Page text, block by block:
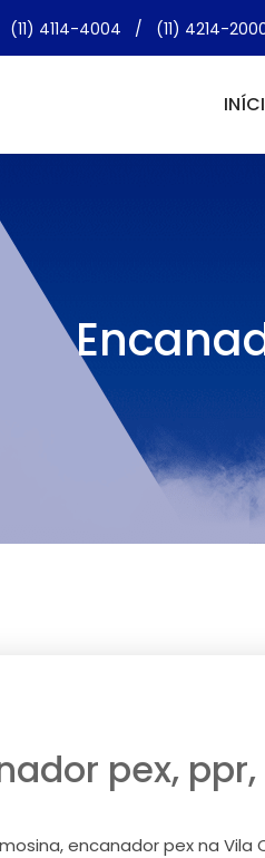
(11) 4114-4004 / (11) 4214-
pex,
encanador pex na